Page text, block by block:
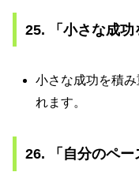
25. 「小さな成功
小さな成功を積
れます。
26. 「自分のペー